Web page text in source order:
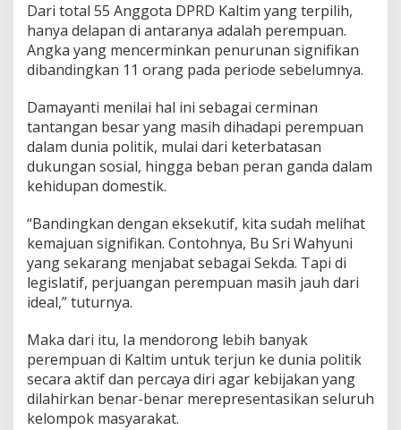
p
o
l
i
t
k
Dari total 55 Anggota DPRD Kaltim yang terpilih,
hanya delapan di antaranya adalah perempuan.
Angka yang mencerminkan penurunan signifikan
dibandingkan 11 orang pada periode sebelumnya.
Damayanti menilai hal ini sebagai cerminan
tantangan besar yang masih dihadapi perempuan
dalam dunia politik, mulai dari keterbatasan
dukungan sosial, hingga beban peran ganda dalam
kehidupan domestik.
“Bandingkan dengan eksekutif, kita sudah melihat
kemajuan signifikan. Contohnya, Bu Sri Wahyuni
yang sekarang menjabat sebagai Sekda. Tapi di
legislatif, perjuangan perempuan masih jauh dari
ideal,” tuturnya.
Maka dari itu, Ia mendorong lebih banyak
perempuan di Kaltim untuk terjun ke dunia politik
secara aktif dan percaya diri agar kebijakan yang
dilahirkan benar-benar merepresentasikan seluruh
kelompok masyarakat.